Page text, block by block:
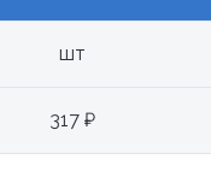
шт
317 ₽